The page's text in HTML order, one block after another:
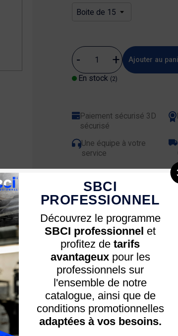
Ajouter au
En stock (2)
Paiement sécurisé 3D
sécurisé
Une équipe à votre
service
Conseil ? Aide ? Utiliser ?
SBCI
PROFESSIONNEL
Découvrez le programme
SBCI professionnel et
profitez de tarifs
avantageuxpour les
professionnels sur
l'ensemble de notre
catalogue, ainsi que de
conditions promotionnelles
adaptées à vos besoins.